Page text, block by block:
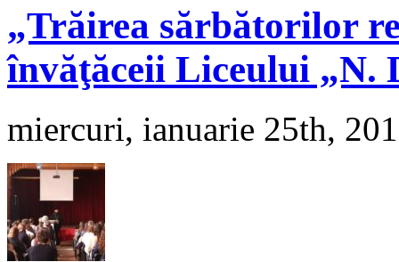
„Trăirea sărbătorilor
învăţăceii Liceului „N.
miercuri, ianuarie 25th,